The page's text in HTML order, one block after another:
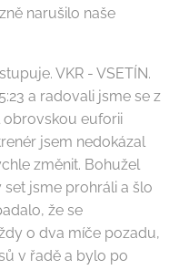
narušilo naše
VKR - VSETÍN.
a radovali jsme se z
obrovskou euforii
jsem nedokázal
změnit. Bohužel
set jsme prohráli a šlo
že se
o dva míče pozadu,
v řadě a bylo po